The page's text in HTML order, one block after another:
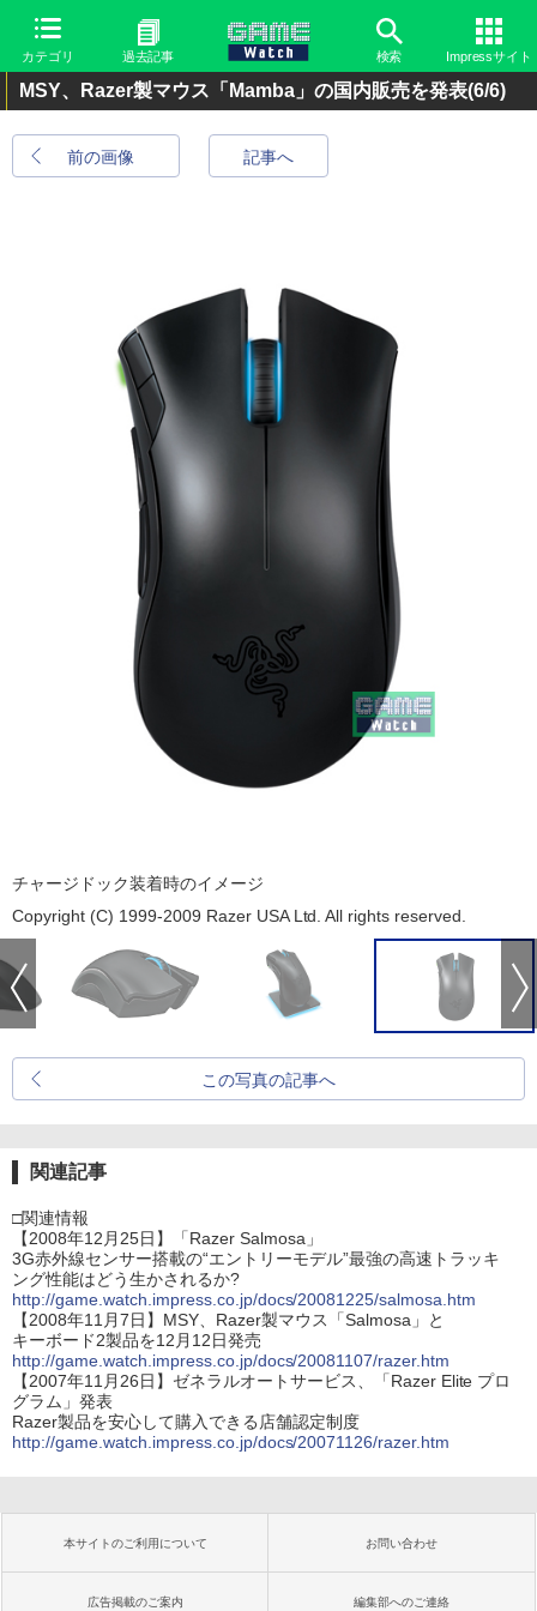
カテゴリ 過去記事 検索 Impressサイト
MSY、Razer製マウス「Mamba」の国内販売を発表(6/6)
前の画像 記事へ
チャージドック装着時のイメージ
Copyright (C) 1999-2009 Razer USA Ltd. All rights reserved.
この写真の記事へ
関連記事
□関連情報
【2008年12月25日】「Razer Salmosa」
3G赤外線センサー搭載の“エントリーモデル”最強の高速トラッキ
ング性能はどう生かされるか?
http://game.watch.impress.co.jp/docs/20081225/salmosa.htm
【2008年11月7日】MSY、Razer製マウス「Salmosa」と
キーボード2製品を12月12日発売
http://game.watch.impress.co.jp/docs/20081107/razer.htm
【2007年11月26日】ゼネラルオートサービス、「Razer Elite プロ
グラム」発表
Razer製品を安心して購入できる店舗認定制度
http://game.watch.impress.co.jp/docs/20071126/razer.htm
本サイトのご利用について お問い合わせ
広告掲載のご案内 編集部へのご連絡